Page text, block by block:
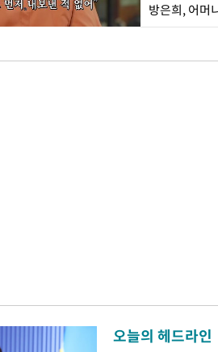
방은희, 어머
오늘의 헤드라인